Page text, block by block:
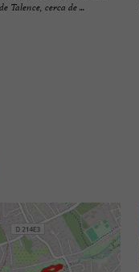
Talence, cerca de ...